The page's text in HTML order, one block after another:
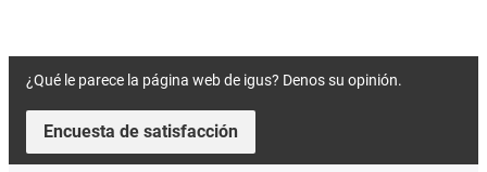
¿Qué le parece la página web de igus? Denos su opinión.
Encuesta de satisfacción